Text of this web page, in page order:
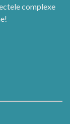
complexe